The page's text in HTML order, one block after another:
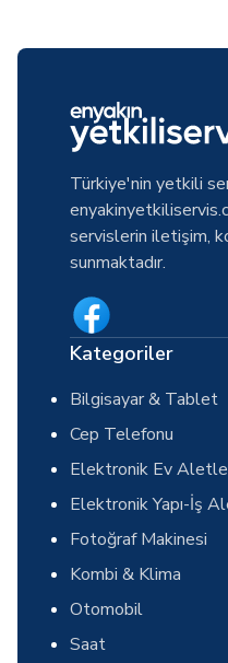
Türkiye'nin yetkili
servislerin iletişim,
sunmaktadır.
Kategoriler
Bilgisayar & Tablet
Cep Telefonu
Elektronik Ev
Elektronik Yapı-İş
Fotoğraf Makinesi
Kombi & Klima
Otomobil
Saat